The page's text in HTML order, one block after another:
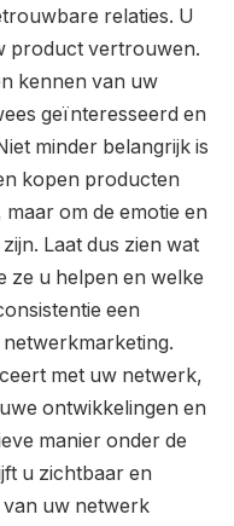
relaties. U
product vertrouwen.
kennen van uw
geïnteresseerd en
minder belangrijk is
kopen producten
om de emotie en
Laat dus zien wat
ze u helpen en welke
een
met uw netwerk,
ontwikkelingen en
manier onder de
u zichtbaar en
uw netwerk